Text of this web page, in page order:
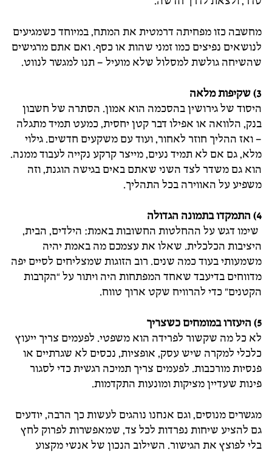
מחשבה כזו מפחיתה דרמטית את המתח, במיוחד כשמגיעים
לנושאים נפיצים כמו זמני שהות או כסף. ואם אתם מרגישים
שהשיחה גולשת למסלול שלא מועיל – תנו למגשר לנווט.
3) שקיפות מלאה
היסוד של גירושין בהסכמה הוא אמון. הסתרה של חשבון
בנק, הלוואה או אפילו דבר קטן יחסית, כמעט תמיד מתגלה
– ואז ההליך חוזר לאחור, ועוד עם משקעים חדשים. גילוי
מלא, גם אם לא תמיד נעים, מייצר קרקע נקייה לעבוד ממנה.
הוא גם משדר לצד השני שאתם באים בגישה הוגנת, וזה
משפיע על האווירה בכל התהליך.
4) התמקדו בתמונה הגדולה
שימו דגש על ההחלטות החשובות באמת: הילדים, הבית,
היציבות הכלכלית. שאלו את עצמכם מה באמת יהיה
משמעותי בעוד כמה שנים. רוב הזוגות שמצליחים לסיים יפה
מדווחים בדיעבד שאחד המפתחות היה ויתור על “הקרבות
הקטנים” כדי להרוויח שקט ארוך טווח.
5) היעזרו במומחים כשצריך
לא כל מה שקשור לפרידה הוא משפטי. לפעמים צריך ייעוץ
כלכלי למקרה שיש עסק, אופציות, נכסים לא שגרתיים או
פנסיות מורכבות. לפעמים צריך תמיכה רגשית כדי לסגור
פינות שעדיין מציקות ומונעות התקדמות.
מגשרים מנוסים, וגם אנחנו נוהגים לעשות כך הרבה, יודעים
גם להציע שיחות נפרדות לכל צד, שמאפשרות לפרוק לחץ
בלי לפוצץ את הגישור. השילוב הנכון של אנשי מקצוע